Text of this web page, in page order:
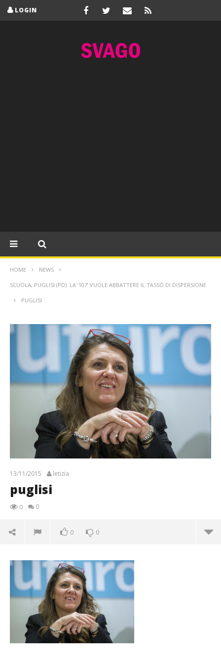
LOGIN
HOME NEWS
SCUOLA, PUGLISI (PD): LA ‘107’ VUOLE ABBATTERE IL TASSO DI DISPERSIONE
PUGLISI
13/11/2015 letizia
puglisi
0 0
0 0
13/11/2015
letizia